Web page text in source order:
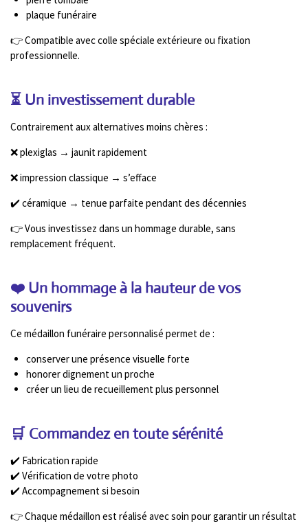
plaque funéraire
👉 Compatible avec colle spéciale extérieure ou fixation
professionnelle.
⏳ Un investissement durable
Contrairement aux alternatives moins chères :
❌ plexiglas → jaunit rapidement
❌ impression classique → s’efface
✔️ céramique → tenue parfaite pendant des décennies
👉 Vous investissez dans un hommage durable, sans
remplacement fréquent.
❤️ Un hommage à la hauteur de vos
souvenirs
Ce médaillon funéraire personnalisé permet de :
conserver une présence visuelle forte
honorer dignement un proche
créer un lieu de recueillement plus personnel
🛒 Commandez en toute sérénité
✔️ Fabrication rapide
✔️ Vérification de votre photo
✔️ Accompagnement si besoin
👉 Chaque médaillon est réalisé avec soin pour garantir un résultat